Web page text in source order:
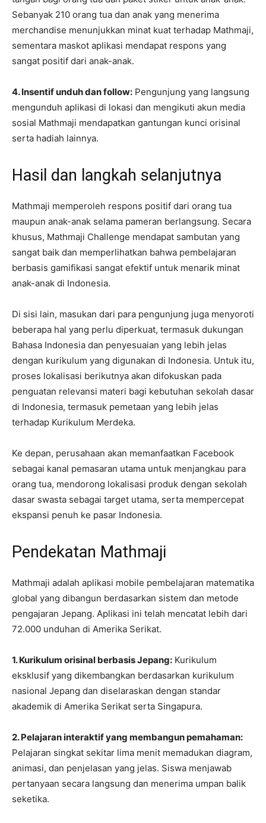
Sebanyak 210 orang tua dan anak yang menerima
merchandise menunjukkan minat kuat terhadap Mathmaji,
sementara maskot aplikasi mendapat respons yang
sangat positif dari anak-anak.
4. Insentif unduh dan follow: Pengunjung yang langsung
mengunduh aplikasi di lokasi dan mengikuti akun media
sosial Mathmaji mendapatkan gantungan kunci orisinal
serta hadiah lainnya.
Hasil dan langkah selanjutnya
Mathmaji memperoleh respons positif dari orang tua
maupun anak-anak selama pameran berlangsung. Secara
khusus, Mathmaji Challenge mendapat sambutan yang
sangat baik dan memperlihatkan bahwa pembelajaran
berbasis gamifikasi sangat efektif untuk menarik minat
anak-anak di Indonesia.
Di sisi lain, masukan dari para pengunjung juga menyoroti
beberapa hal yang perlu diperkuat, termasuk dukungan
Bahasa Indonesia dan penyesuaian yang lebih jelas
dengan kurikulum yang digunakan di Indonesia. Untuk itu,
proses lokalisasi berikutnya akan difokuskan pada
penguatan relevansi materi bagi kebutuhan sekolah dasar
di Indonesia, termasuk pemetaan yang lebih jelas
terhadap Kurikulum Merdeka.
Ke depan, perusahaan akan memanfaatkan Facebook
sebagai kanal pemasaran utama untuk menjangkau para
orang tua, mendorong lokalisasi produk dengan sekolah
dasar swasta sebagai target utama, serta mempercepat
ekspansi penuh ke pasar Indonesia.
Pendekatan Mathmaji
Mathmaji adalah aplikasi mobile pembelajaran matematika
global yang dibangun berdasarkan sistem dan metode
pengajaran Jepang. Aplikasi ini telah mencatat lebih dari
72.000 unduhan di Amerika Serikat.
1. Kurikulum orisinal berbasis Jepang: Kurikulum
eksklusif yang dikembangkan berdasarkan kurikulum
nasional Jepang dan diselaraskan dengan standar
akademik di Amerika Serikat serta Singapura.
2. Pelajaran interaktif yang membangun pemahaman:
Pelajaran singkat sekitar lima menit memadukan diagram,
animasi, dan penjelasan yang jelas. Siswa menjawab
pertanyaan secara langsung dan menerima umpan balik
seketika.